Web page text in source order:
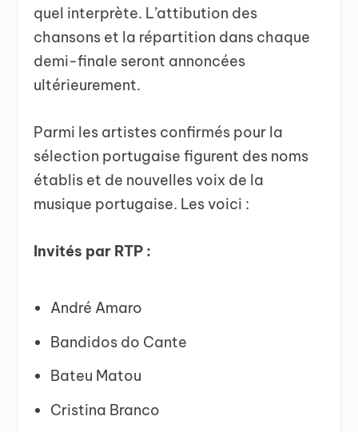
quel interprète. L’attibution des
chansons et la répartition dans chaque
demi-finale seront annoncées
ultérieurement.
Parmi les artistes confirmés pour la
sélection portugaise figurent des noms
établis et de nouvelles voix de la
musique portugaise. Les voici :
Invités par RTP :
André Amaro
Bandidos do Cante
Bateu Matou
Cristina Branco